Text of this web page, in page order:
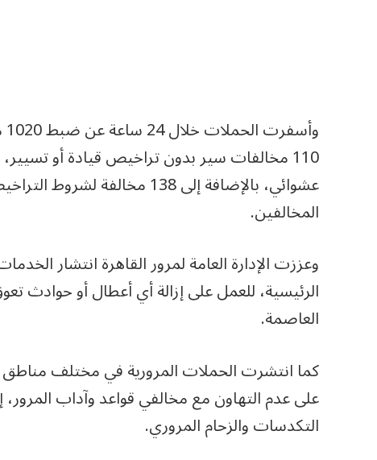
عشوائي، بالإضافة إلى 138
المخالفين.
وعززت الإدارة العامة لمرور القاهرة انتشار
الرئيسية، للعمل على إزالة أي أعطال أو حوادث
العاصمة.
كما انتشرت الحملات المرورية في مختلف مناطق
على عدم التهاون مع مخالفي قواعد وآداب
التكدسات والزحام المروري.